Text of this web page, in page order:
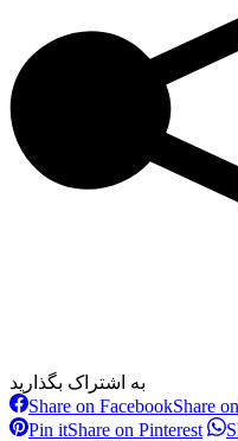
به اشتراک بگذارید
Share on FacebookShare
Pin itShare on Pinterest